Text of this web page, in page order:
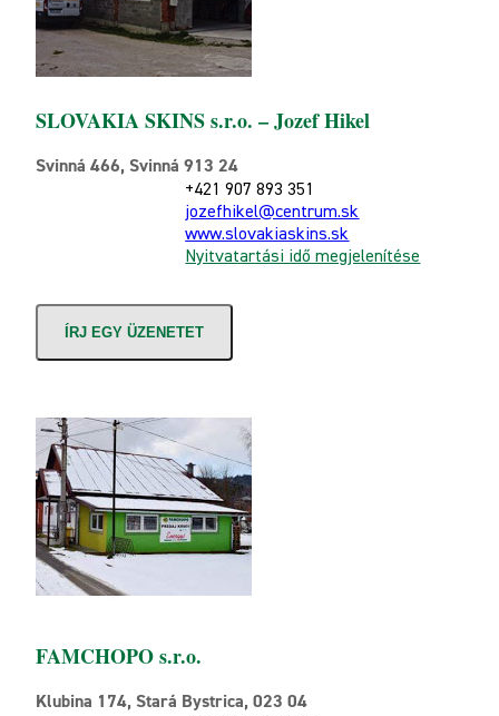
SLOVAKIA SKINS s.r.o. – Jozef Hikel
Svinná 466, Svinná 913 24
+421 907 893 351
jozefhikel@centrum.sk
www.slovakiaskins.sk
Nyitvatartási idő megjelenítése
ÍRJ EGY ÜZENETET
FAMCHOPO s.r.o.
Klubina 174, Stará Bystrica, 023 04